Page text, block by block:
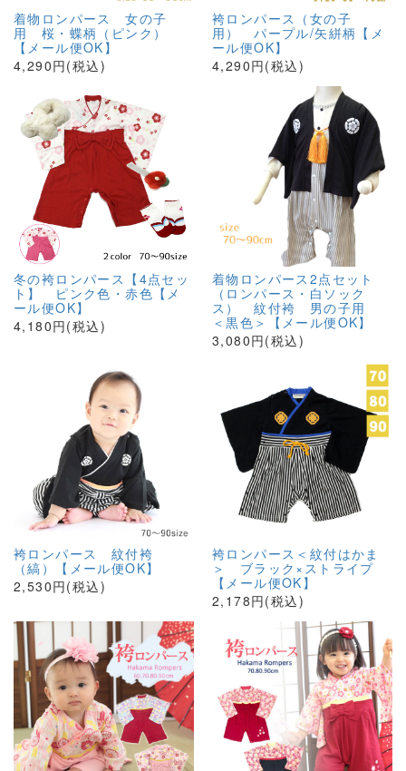
着物ロンパース 女の子
用 桜・蝶柄（ピンク）
【メール便OK】
4,290円(税込)
袴ロンパース（女の子
用） パープル/矢絣柄【メ
ール便OK】
4,290円(税込)
冬の袴ロンパース【4点セッ
ト】 ピンク色・赤色【メ
ール便OK】
4,180円(税込)
着物ロンパース2点セット
（ロンパース・白ソック
ス） 紋付袴 男の子用
＜黒色＞【メール便OK】
3,080円(税込)
袴ロンパース 紋付袴
（縞）【メール便OK】
2,530円(税込)
袴ロンパース＜紋付はかま
＞ ブラック×ストライプ
【メール便OK】
2,178円(税込)